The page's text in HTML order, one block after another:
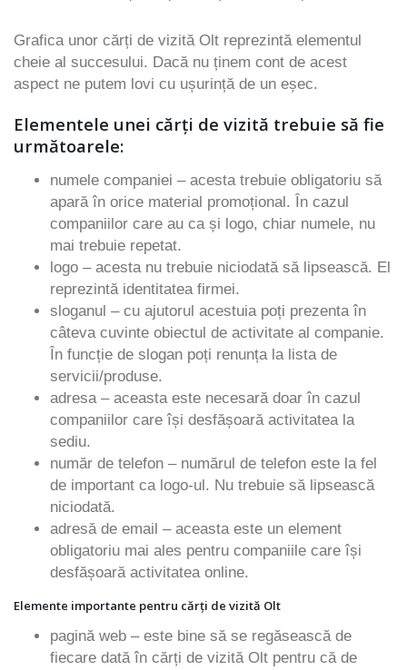
Grafica unor cărți de vizită Olt reprezintă elementul
cheie al succesului. Dacă nu ținem cont de acest
aspect ne putem lovi cu ușurință de un eșec.
Elementele unei cărți de vizită trebuie să fie
următoarele:
numele companiei – acesta trebuie obligatoriu să
apară în orice material promoțional. În cazul
companiilor care au ca și logo, chiar numele, nu
mai trebuie repetat.
logo – acesta nu trebuie niciodată să lipsească. El
reprezintă identitatea firmei.
sloganul – cu ajutorul acestuia poți prezenta în
câteva cuvinte obiectul de activitate al companie.
În funcție de slogan poți renunța la lista de
servicii/produse.
adresa – aceasta este necesară doar în cazul
companiilor care își desfășoară activitatea la
sediu.
număr de telefon – numărul de telefon este la fel
de important ca logo-ul. Nu trebuie să lipsească
niciodată.
adresă de email – aceasta este un element
obligatoriu mai ales pentru companiile care își
desfășoară activitatea online.
Elemente importante pentru cărți de vizită Olt
pagină web – este bine să se regăsească de
fiecare dată în cărți de vizită Olt pentru că de